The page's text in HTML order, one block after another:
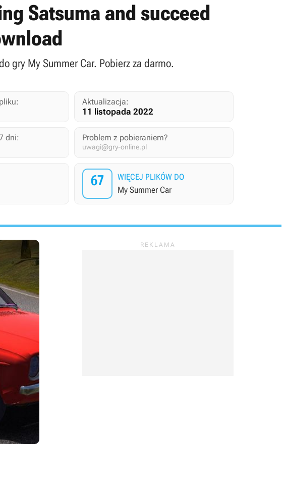
Satsuma and succeed
gry My Summer Car. Pobierz za darmo.
Aktualizacja:
11 listopada 2022
dni: Problem z pobieraniem?
uwagi@gry-online.pl
67 WIĘCEJ PLIKÓW DO
My Summer Car